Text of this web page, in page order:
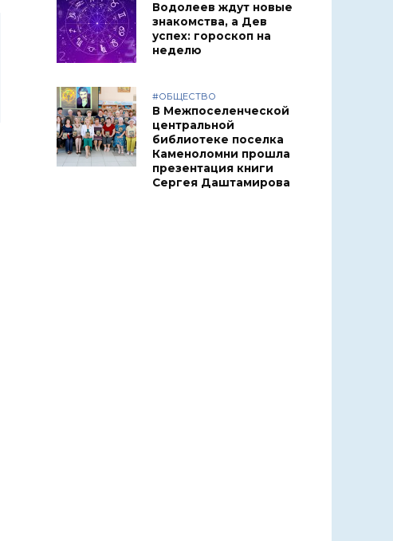
Водолеев ждут новые
знакомства, а Дев
успех: гороскоп на
неделю
#ОБЩЕСТВО
В Межпоселенческой
центральной
библиотеке поселка
Каменоломни прошла
презентация книги
Сергея Даштамирова